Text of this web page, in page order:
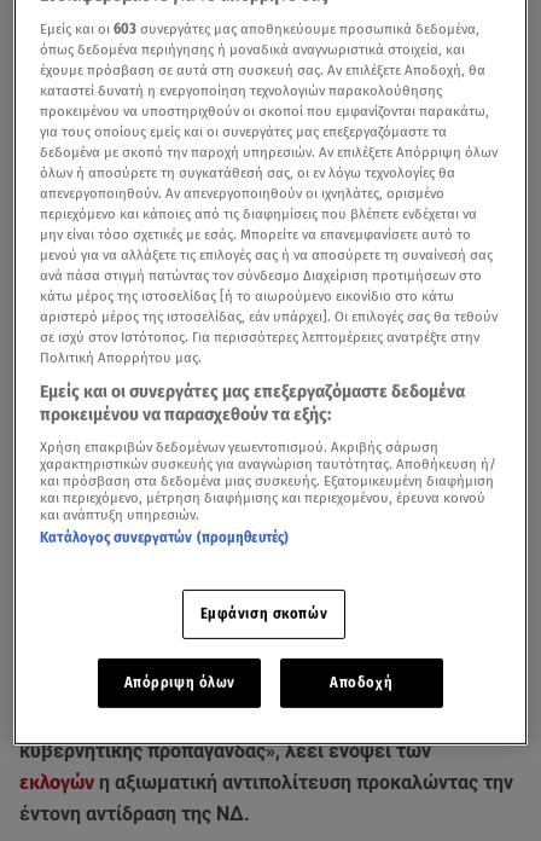
κυβερνητικής προπαγάνδας», λέει ενόψει των
εκλογών η αξιωματική αντιπολίτευση προκαλώντας την
έντονη αντίδραση της ΝΔ.
Εμείς και οι603 συνεργάτες μας αποθηκεύουμε προσωπικά δεδομένα,
όπως δεδομένα περιήγησης ή μοναδικά αναγνωριστικά στοιχεία, και
έχουμε πρόσβαση σε αυτά στη συσκευή σας. Αν επιλέξετε Αποδοχή, θα
καταστεί δυνατή η ενεργοποίηση τεχνολογιών παρακολούθησης
προκειμένου να υποστηριχθούν οι σκοποί που εμφανίζονται παρακάτω,
για τους οποίους εμείς και οι συνεργάτες μας επεξεργαζόμαστε τα
δεδομένα με σκοπό την παροχή υπηρεσιών. Αν επιλέξετε Απόρριψη όλων
όλων ή αποσύρετε τη συγκατάθεσή σας, οι εν λόγω τεχνολογίες θα
απενεργοποιηθούν. Αν απενεργοποιηθούν οι ιχνηλάτες, ορισμένο
περιεχόμενο και κάποιες από τις διαφημίσεις που βλέπετε ενδέχεται να
μην είναι τόσο σχετικές με εσάς. Μπορείτε να επανεμφανίσετε αυτό το
μενού για να αλλάξετε τις επιλογές σας ή να αποσύρετε τη συναίνεσή σας
ανά πάσα στιγμή πατώντας τον σύνδεσμο Διαχείριση προτιμήσεων στο
κάτω μέρος της ιστοσελίδας [ή το αιωρούμενο εικονίδιο στο κάτω
αριστερό μέρος της ιστοσελίδας, εάν υπάρχει]. Οι επιλογές σας θα τεθούν
σε ισχύ στον Ιστότοπος. Για περισσότερες λεπτομέρειες ανατρέξτε στην
Πολιτική Απορρήτου μας.
Εμείς και οι συνεργάτες μας επεξεργαζόμαστε δεδομένα
προκειμένου να παρασχεθούν τα εξής:
Χρήση επακριβών δεδομένων γεωεντοπισμού. Ακριβής σάρωση
χαρακτηριστικών συσκευής για αναγνώριση ταυτότητας. Αποθήκευση ή/
και πρόσβαση στα δεδομένα μιας συσκευής. Εξατομικευμένη διαφήμιση
και περιεχόμενο, μέτρηση διαφήμισης και περιεχομένου, έρευνα κοινού
και ανάπτυξη υπηρεσιών.
Κατάλογος συνεργατών (προμηθευτές)
Εμφάνιση σκοπών
Απόρριψη όλων Αποδοχή